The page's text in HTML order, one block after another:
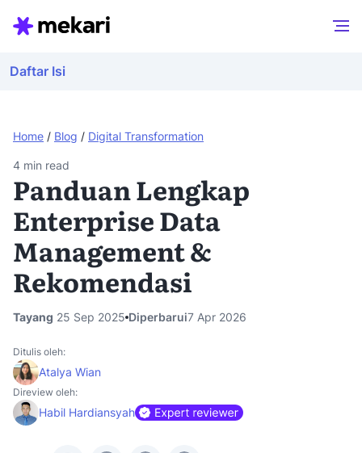
Home / Blog / Digital Transformation
Daftar Isi
4 min read
Panduan Lengkap
Enterprise Data
Management &
Rekomendasi
Tayang 25 Sep 2025 Diperbarui7 Apr 2026
Ditulis oleh:
Atalya Wian
Direview oleh:
Habil Hardiansyah